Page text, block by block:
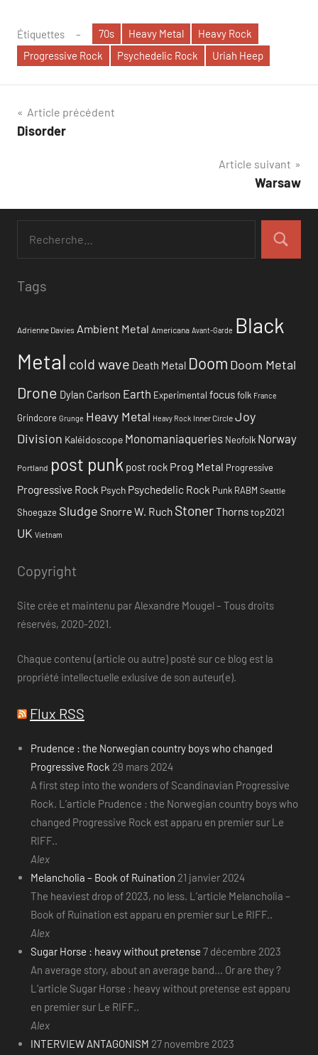
Étiquettes 70s Heavy Metal
Heavy Rock
Progressive Rock
Psychedelic Rock Uriah Heep
Navigation
de
Article précédent
Disorder
Article suivant
Warsaw
Tags
Adrienne Davies Ambient Metal Americana Avant-Garde Black
Metal cold wave Death Metal Doom Doom Metal
Drone Dylan Carlson Earth Experimental focusfolk France
Grindcore Grunge Heavy Metal Heavy Rock Inner Circle Joy
Division Kaléidoscope Monomaniaqueries Neofolk Norway
Portland post punk post rock Prog Metal Progressive
Progressive Rock Psych Psychedelic Rock Punk RABM Seattle
Shoegaze Sludge Snorre W. Ruch StonerThornstop2021
UK Vietnam
Copyright
Site crée et maintenu par Alexandre Mougel – Tous droits
réservés, 2020-2021.
Chaque contenu (article ou autre) posté sur ce blog est la
propriété intellectuelle exlusive de son auteur(e).
Flux RSS
Prudence : the Norwegian country boys who changed
Progressive Rock 29 mars 2024
A first step into the wonders of Scandinavian Progressive
Rock. L’article Prudence : the Norwegian country boys who
changed Progressive Rock est apparu en premier sur Le
RIFF..
Alex
Melancholia – Book of Ruination 21 janvier 2024
The heaviest drop of 2023, no less. L’article Melancholia –
Book of Ruination est apparu en premier sur Le RIFF..
Alex
Sugar Horse : heavy without pretense 7 décembre 2023
An average story, about an average band... Or are they ?
L’article Sugar Horse : heavy without pretense est apparu
en premier sur Le RIFF..
Alex
INTERVIEW ANTAGONISM 27 novembre 2023